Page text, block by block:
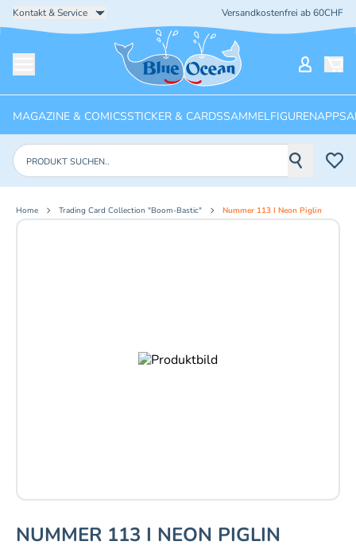
Kontakt & Service Versandkostenfrei ab 60CHF
Startseite
MAGAZINE & COMICSSTICKER & CARDSSAMMELFIGURENAPPS
Produkte suchen
Home Trading Card Collection "Boom-Bastic" Nummer 113 I Neon Piglin
NUMMER 113 I NEON PIGLIN